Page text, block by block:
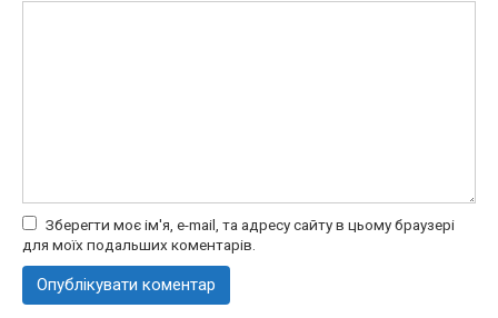
Зберегти моє ім'я, e-mail, та адресу сайту в цьому браузері
для моїх подальших коментарів.